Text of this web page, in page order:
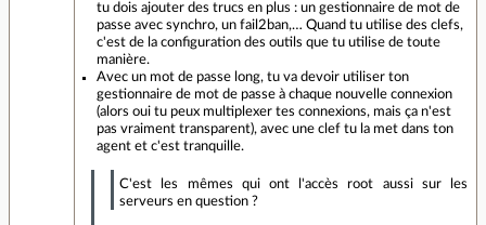
tu dois ajouter des trucs en plus : un gestionnaire de mot de
passe avec synchro, un fail2ban,… Quand tu utilise des clefs,
c'est de la configuration des outils que tu utilise de toute
manière.
Avec un mot de passe long, tu va devoir utiliser ton
gestionnaire de mot de passe à chaque nouvelle connexion
(alors oui tu peux multiplexer tes connexions, mais ça n'est
pas vraiment transparent), avec une clef tu la met dans ton
agent et c'est tranquille.
C'est les mêmes qui ont l'accès root aussi sur les
serveurs en question ?